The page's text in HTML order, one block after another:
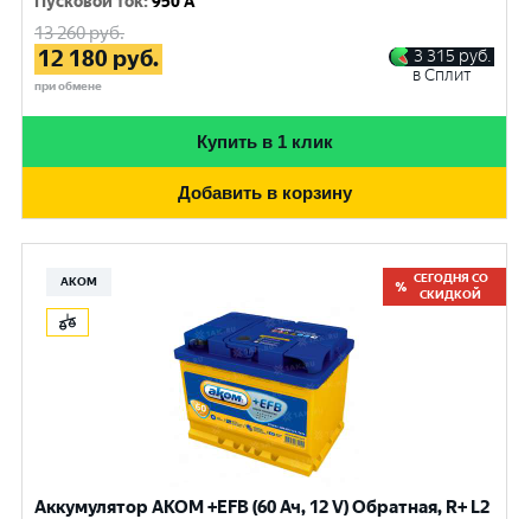
13 260руб.
12 180 руб.
при обмене
3 315 руб.
в Сплит
Купить в 1 клик
Добавить в корзину
АКОМ
СЕГОДНЯ СО
СКИДКОЙ
Аккумулятор AKOM +EFB (60 Ач, 12 V) Обратная, R+ L2